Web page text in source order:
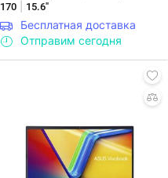
170
15.6"
Бесплатная доставка
Отправим сегодня